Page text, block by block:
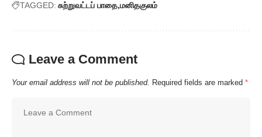
TAGGED: சுற்றுவட்டப் பாதை மனிதகுலம்
Leave a Comment
Your email address will not be published. Required fields are marked *